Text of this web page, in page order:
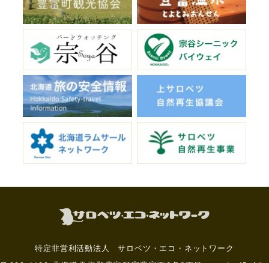
特定非営利活動法人 サロベツ・エコ・ネットワーク